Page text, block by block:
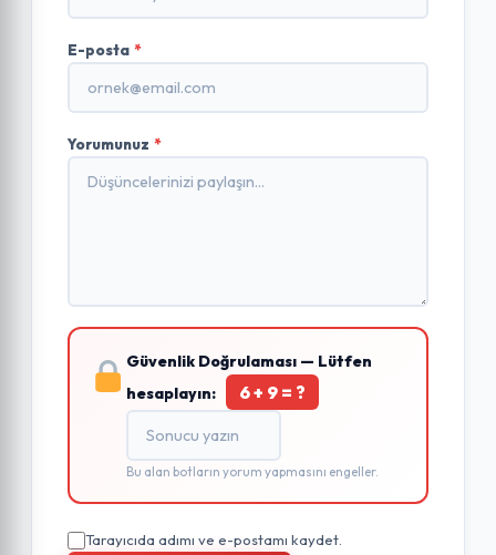
E-posta *
Yorumunuz *
Güvenlik Doğrulaması — Lütfen
hesaplayın:
6 + 9 = ?
Bu alan botların yorum yapmasını engeller.
Tarayıcıda adımı ve e-postamı kaydet.